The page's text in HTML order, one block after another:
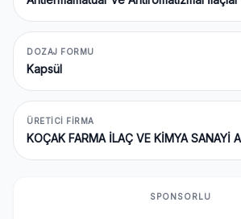
DOZAJ FORMU
Kapsül
ÜRETICI FIRMA
KOÇAK FARMA İLAÇ VE KİMYA SANAYİ
SPONSORLU